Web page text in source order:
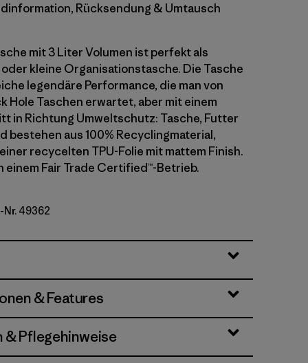
Rücksendung & Umtausch
mit 3 Liter Volumen ist perfekt als
kleine Organisationstasche. Die Tasche
legendäre Performance, die man von
Hole Taschen erwartet, aber mit einem
in Richtung Umweltschutz: Tasche, Futter
bestehen aus 100% Recyclingmaterial,
recycelten TPU-Folie mit mattem Finish.
einem Fair Trade Certified™-Betrieb.
w/Amanita Red
49362
& Features
& Pflegehinweise